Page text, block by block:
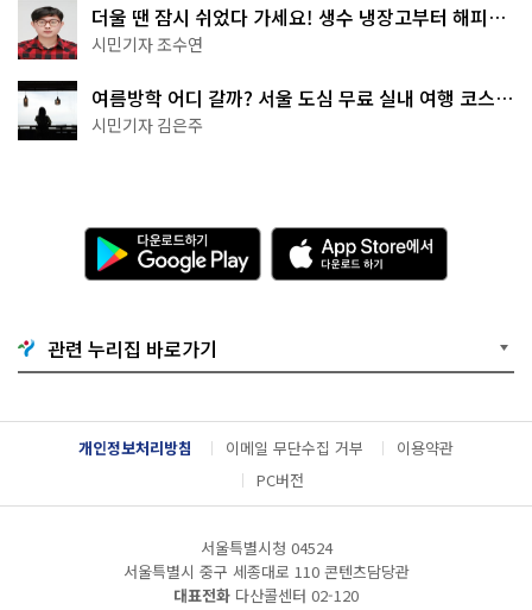
더울 땐 잠시 쉬었다 가세요! 생수 냉장고부터 해피소
·무더위쉼터까지
시민기자 조수연
여름방학 어디 갈까? 서울 도심 무료 실내 여행 코스
추천
시민기자 김은주
다
운
로
기
G
o
g
l
e
A
p
p
e
서
다
운
관련 누리집 바로가기
개인정보처리방침 이메일 무단수집 거부
이용약관
PC버전
서울특별시청 04524
서울특별시 중구 세종대로 110 콘텐츠담당관
대표전화 다산콜센터 02-120